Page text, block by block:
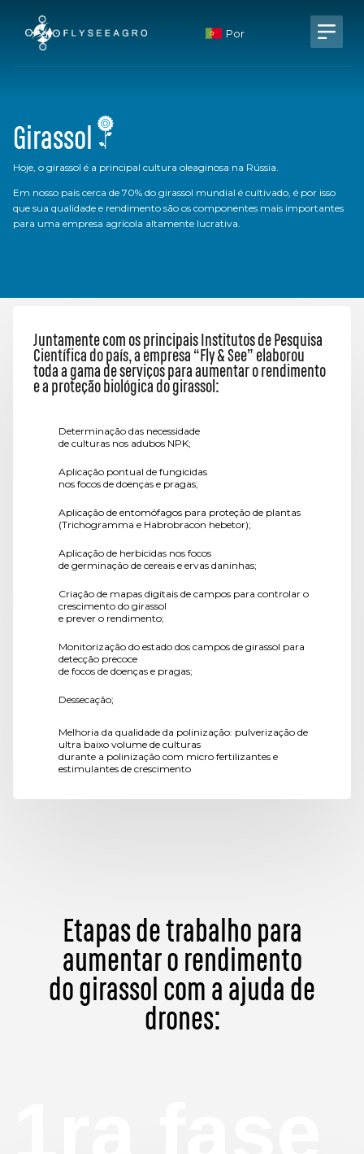
Por
Girassol
Hoje, o girassol é a principal cultura oleaginosa na Rússia.
Em nosso país cerca de 70% do girassol mundial é cultivado, é por isso
que sua qualidade e rendimento são os componentes mais importantes
para uma empresa agrícola altamente lucrativa.
Juntamente com os principais Institutos de Pesquisa
Científica do país, a empresa “Fly & See” elaborou
toda a gama de serviços para aumentar o rendimento
e a proteção biológica do girassol:
Determinação das necessidade
de culturas nos adubos NPK;
Aplicação pontual de fungicidas
nos focos de doenças e pragas;
Aplicação de entomófagos para proteção de plantas
(Trichogramma e Habrobracon hebetor);
Aplicação de herbicidas nos focos
de germinação de cereais e ervas daninhas;
Criação de mapas digitais de campos para controlar o
crescimento do girassol
e prever o rendimento;
Monitorização do estado dos campos de girassol para
detecção precoce
de focos de doenças e pragas;
Dessecação;
Melhoria da qualidade da polinização: pulverização de
ultra baixo volume de culturas
durante a polinização com micro fertilizantes e
estimulantes de crescimento
Etapas de trabalho para
aumentar o rendimento
do girassol com a ajuda de
drones: